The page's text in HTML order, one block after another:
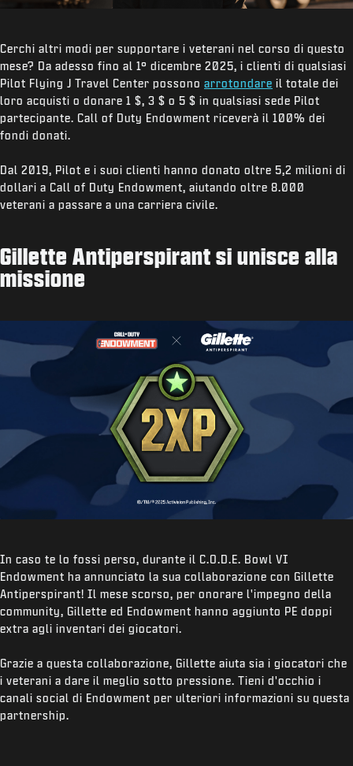
Cerchi altri modi per supportare i veterani nel corso di questo
mese? Da adesso fino al 1° dicembre 2025, i clienti di qualsiasi
Pilot Flying J Travel Center possono arrotondare il totale dei
loro acquisti o donare 1 $, 3 $ o 5 $ in qualsiasi sede Pilot
partecipante. Call of Duty Endowment riceverà il 100% dei
fondi donati.
Dal 2019, Pilot e i suoi clienti hanno donato oltre 5,2 milioni di
dollari a Call of Duty Endowment, aiutando oltre 8.000
veterani a passare a una carriera civile.
Gillette Antiperspirant si unisce alla
missione
In caso te lo fossi perso, durante il C.O.D.E. Bowl VI
Endowment ha annunciato la sua collaborazione con Gillette
Antiperspirant! Il mese scorso, per onorare l'impegno della
community, Gillette ed Endowment hanno aggiunto PE doppi
extra agli inventari dei giocatori.
Grazie a questa collaborazione, Gillette aiuta sia i giocatori che
i veterani a dare il meglio sotto pressione. Tieni d'occhio i
canali social di Endowment per ulteriori informazioni su questa
partnership.